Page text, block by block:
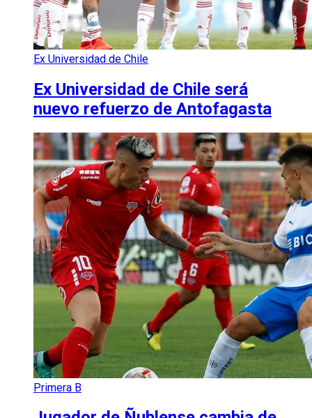
Ex Universidad de Chile
Ex Universidad de Chile será
nuevo refuerzo de Antofagasta
Primera B